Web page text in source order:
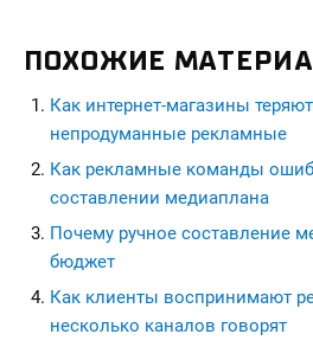
ПОХОЖИЕ
Как интернет-магазины
непродуманные рекламные
Как рекламные команды
составлении медиаплана
Почему ручное составление
бюджет
Как клиенты воспринимают
несколько каналов говорят